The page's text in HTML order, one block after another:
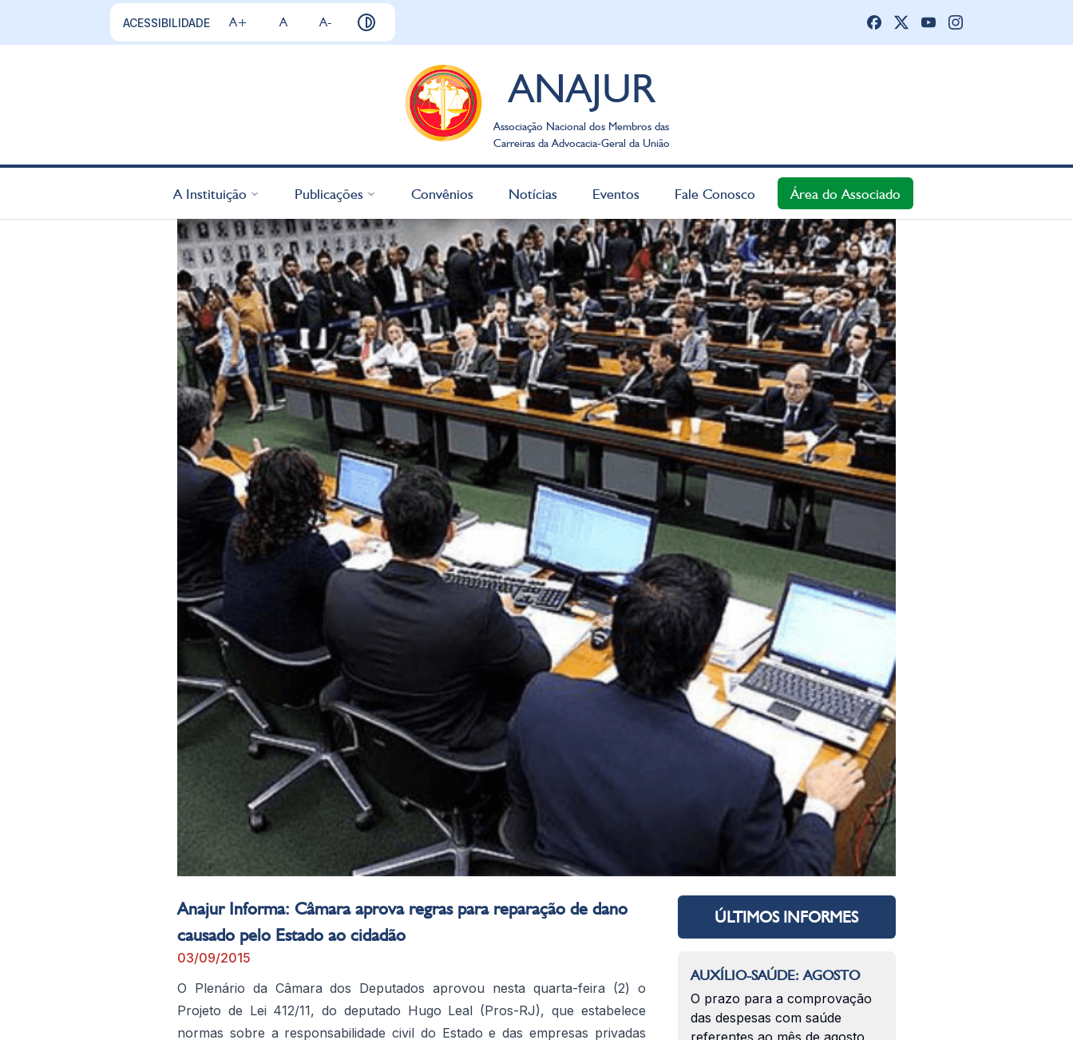
ACESSIBILIDADE A+ A A-
ANAJUR
Associação Nacional dos Membros das
Carreiras da Advocacia-Geral da União
A Instituição Publicações Convênios Notícias Eventos Fale Conosco Área do Associado
Anajur Informa: Câmara aprova regras para reparação de dano
causado pelo Estado ao cidadão
03/09/2015
O Plenário da Câmara dos Deputados aprovou nesta quarta-feira (2) o
Projeto de Lei 412/11, do deputado Hugo Leal (Pros-RJ), que estabelece
normas sobre a responsabilidade civil do Estado e das empresas privadas
ÚLTIMOS INFORMES
AUXÍLIO-SAÚDE: AGOSTO
O prazo para a comprovação
das despesas com saúde